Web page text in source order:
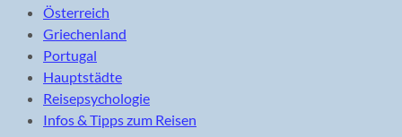
Österreich
Griechenland
Portugal
Hauptstädte
Reisepsychologie
Infos & Tipps zum Reisen